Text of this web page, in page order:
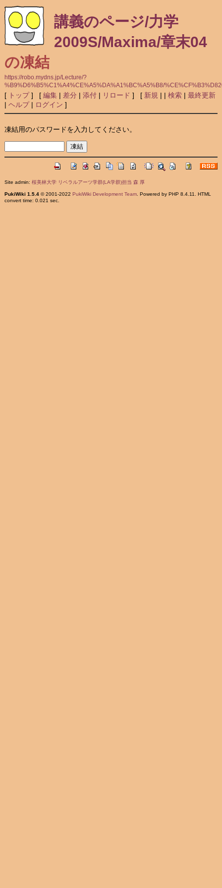
講義のページ/力学
2009S/Maxima/章末04
の凍結
https://robo.mydns.jp/Lecture/?
%B9%D6%B5%C1%A4%CE%A5%DA%A1%BC%A5%B8/
[ トップ] [ 編集| 差分 | 添付| リロード ] [ 新規 | | 検索| 最終更新
| ヘルプ| ログイン ]
凍結用のパスワードを入力してください。
Site admin: 桜美林大学 リベラルアーツ学群(LA学群)担当 森 厚
PukiWiki 1.5.4© 2001-2022 PukiWiki Development Team. Powered by PHP 8.4.11. HTML
convert time: 0.021 sec.